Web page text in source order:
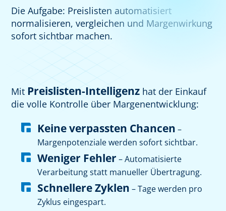
Die Aufgabe: Preislisten automatisiert
normalisieren, vergleichen und Margenwirkung
sofort sichtbar machen.
Mit Preislisten-Intelligenz hat der Einkauf
die volle Kontrolle über Margenentwicklung:
Keine verpassten Chancen –
Margenpotenziale werden sofort sichtbar.
Weniger Fehler – Automatisierte
Verarbeitung statt manueller Übertragung.
Schnellere Zyklen – Tage werden pro
Zyklus eingespart.